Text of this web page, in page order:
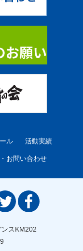
ル 活動実績
お問い合わせ
スKM202